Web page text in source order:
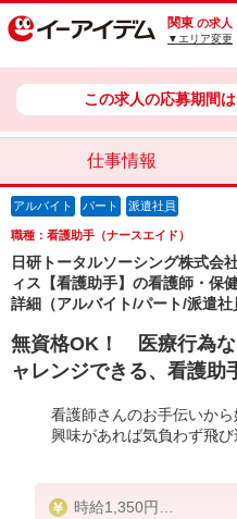
関東 の求人
▼エリア変更
この求人の応募期間
仕事情報
アルバイト パート 派遣社員
職種：看護助手（ナースエイド）
日研トータルソーシング株式
ィス【看護助手】の看護師・保
詳細（アルバイト/パート/派遣
無資格OK！ 医療行為
ャレンジできる、看護助
看護師さんのお手伝いから
興味があれば気負わず飛び
時給1,350円